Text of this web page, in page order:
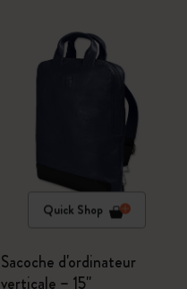
Quick Shop
Sacoche d'ordinateur
verticale – 15''